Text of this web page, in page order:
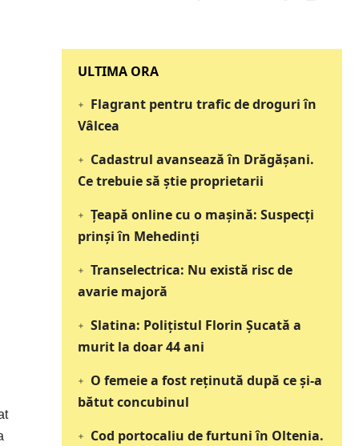
‎‎‎‎‎‎‎ULTIMA ORA
Flagrant pentru trafic de droguri în
Vâlcea
Cadastrul avansează în Drăgășani.
Ce trebuie să știe proprietarii
Țeapă online cu o mașină: Suspecți
prinși în Mehedinți
Transelectrica: Nu există risc de
avarie majoră
Slatina: Poliţistul Florin Şucată a
murit la doar 44 ani
O femeie a fost reținută după ce și-a
bătut concubinul
Cod portocaliu de furtuni în Oltenia.